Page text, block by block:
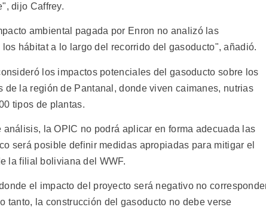
dijo Caffrey.
ambiental pagada por Enron no analizó las
hábitat a lo largo del recorrido del gasoducto", añadió.
los impactos potenciales del gasoducto sobre los
la región de Pantanal, donde viven caimanes, nutrias
tipos de plantas.
la OPIC no podrá aplicar en forma adecuada las
será posible definir medidas apropiadas para mitigar el
la filial boliviana del WWF.
el impacto del proyecto será negativo no
tanto, la construcción del gasoducto no debe verse